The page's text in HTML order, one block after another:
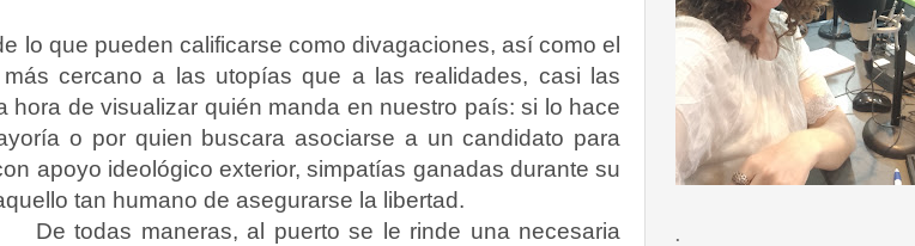
lo que pueden calificarse como divagaciones, así como el
cercano a las utopías que a las realidades, casi las
hora de visualizar quién manda en nuestro país: si lo hace
o por quien buscara asociarse a un candidato para
apoyo ideológico exterior, simpatías ganadas durante su
tan humano de asegurarse la libertad.
De todas maneras, al puerto se le rinde una necesaria
.